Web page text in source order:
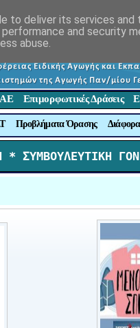
Επιμορφωτικές Δράσεις
Προβλήματα Όρασης
* ΣΥΜΒΟΥΛΕΥΤΙΚΗ
to deliver its services
and security
abuse.